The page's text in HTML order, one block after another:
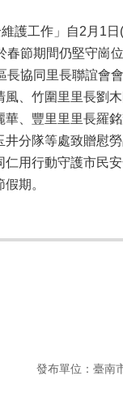
維護工作」自2月1
春節期間仍堅守崗
長協同里長聯誼會
、竹圍里里長劉
、豐里里里長羅
分隊等處致贈慰勞
仁用行動守護市民
期。
發布單位：臺南